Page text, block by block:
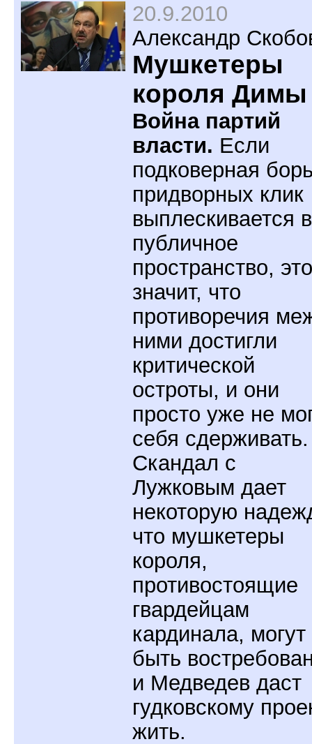
20.9.2010
Александр
Мушкетеры
короля Димы
Война партий
власти. Если
подковерная
придворных клик
выплескивается в
публичное
пространство, это
значит, что
противоречия
ними достигли
критической
остроты, и они
просто уже не
себя сдерживать.
Скандал с
Лужковым дает
некоторую
что мушкетеры
короля,
противостоящие
гвардейцам
кардинала, могут
быть
и Медведев даст
гудковскому
жить.